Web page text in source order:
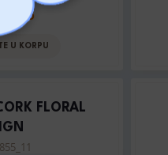
RSD
U KORPU
FLORAL